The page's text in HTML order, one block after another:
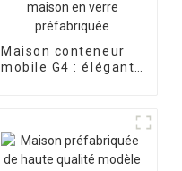
Maison conteneur
mobile G4 : élégante